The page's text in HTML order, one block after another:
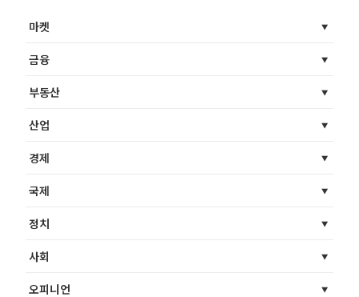
마켓
금융
부동산
산업
경제
국제
정치
사회
오피니언